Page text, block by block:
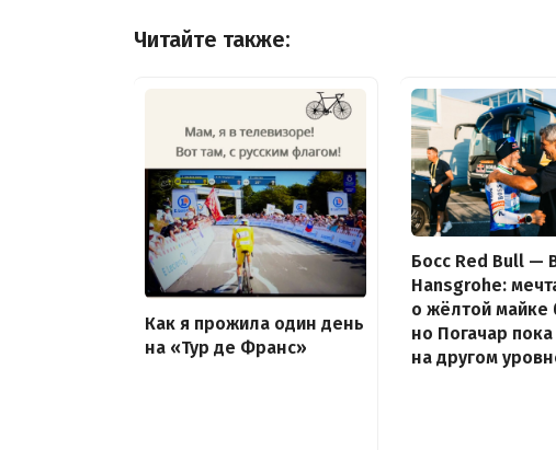
Читайте также:
Как я прожила один день
на «Тур де Франс»
Босс Red Bull —
Hansgrohe:
о жёлтой майке
но Погачар пока
на другом